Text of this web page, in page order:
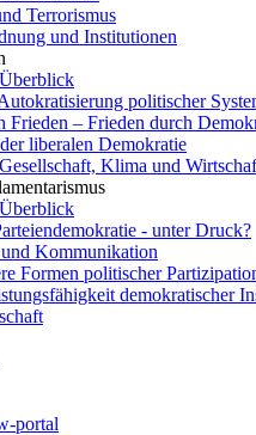
Terrorismus
und Institutionen
politischer
Frieden – Frieden durch
liberalen Demokratie
Klima und
- unter Druck?
Kommunikation
Formen politischer
demokratischer
portal